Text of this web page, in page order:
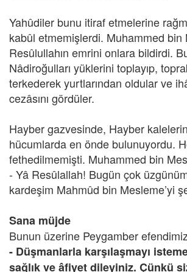
Yahûdiler bunu itiraf etmelerine
kabûl etmemişlerdi. Muhammed bin
Resûlullahın emrini onlara bildirdi.
Nâdiroğulları yüklerini toplayıp,
terkederek yurtlarından oldular ve
cezâsını gördüler.
Hayber gazvesinde, Hayber
hücumlarda en önde bulunuyordu.
fethedilmemişti. Muhammed bin
- Yâ Resûlallah! Bugün çok
kardeşim Mahmûd bin Mesleme’yi
Sana müjde
Bunun üzerine Peygamber
- Düşmanlarla karşılaşmayı
sağlık ve âfiyet dileyiniz. Çünkü